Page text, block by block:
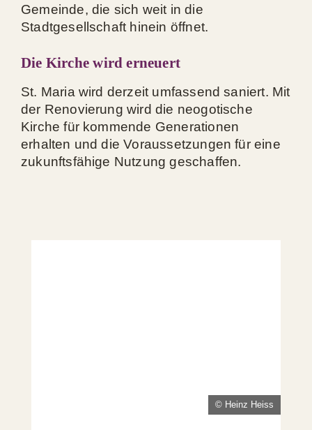
Gemeinde, die sich weit in die
Stadtgesellschaft hinein öffnet.
Die Kirche wird erneuert
St. Maria wird derzeit umfassend saniert. Mit
der Renovierung wird die neogotische
Kirche für kommende Generationen
erhalten und die Voraussetzungen für eine
zukunftsfähige Nutzung geschaffen.
© Heinz Heiss